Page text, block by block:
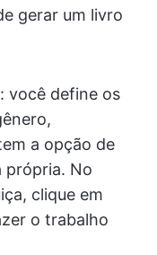
gerar um livro
você define os
a opção de
própria. No
clique em
o trabalho